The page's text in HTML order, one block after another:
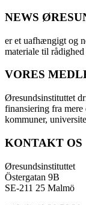
NEWS
er et uafhængigt og
materiale til
VORES
Øresundsinstituttet
finansiering fra mere
kommuner,
KONTAKT OS
Øresundsinstituttet
Östergatan 9B
SE-211 25 Malmö